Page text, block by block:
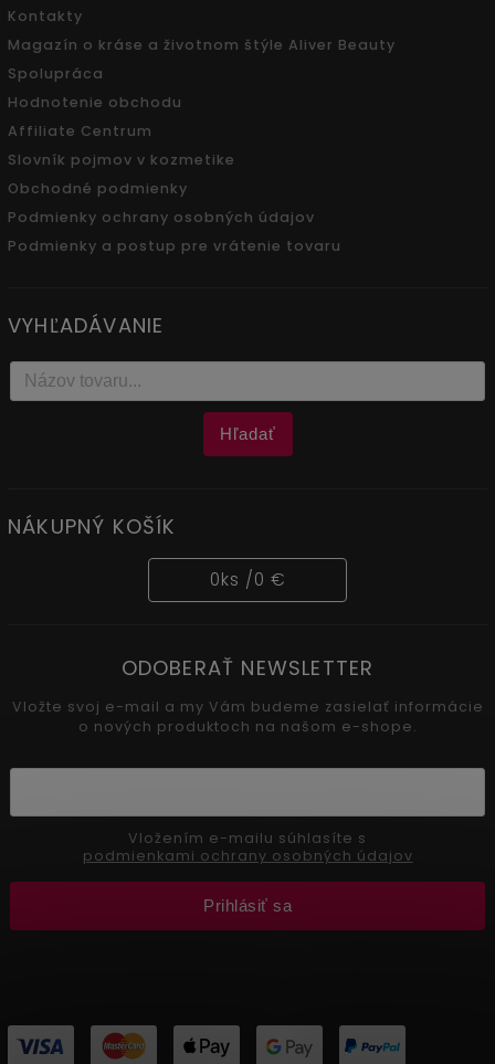
Kontakty
Magazín o kráse a životnom štýle Aliver Beauty
Spolupráca
Hodnotenie obchodu
Affiliate Centrum
Slovník pojmov v kozmetike
Obchodné podmienky
Podmienky ochrany osobných údajov
Podmienky a postup pre vrátenie tovaru
VYHĽADÁVANIE
Hľadať
NÁKUPNÝ KOŠÍK
0ks /0 €
ODOBERAŤ NEWSLETTER
Vložte svoj e-mail a my Vám budeme zasielať informácie
o nových produktoch na našom e-shope.
podmienkami ochrany osobných údajov
Prihlásiť sa